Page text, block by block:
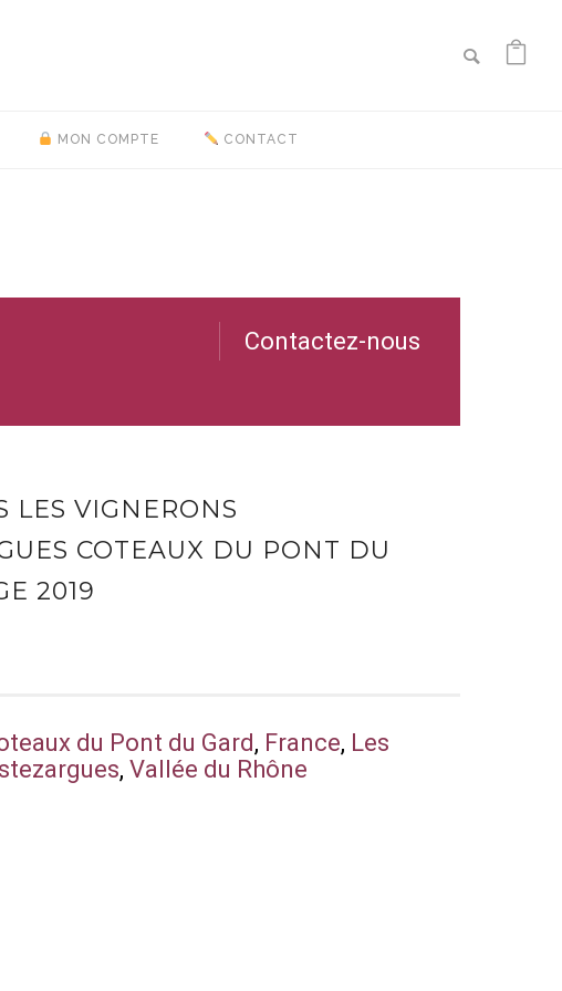
MON COMPTE CONTACT
Contactez-nous
LES VIGNERONS
COTEAUX DU PONT DU
2019
du Pont du Gard, France, Les
,Vallée du Rhône